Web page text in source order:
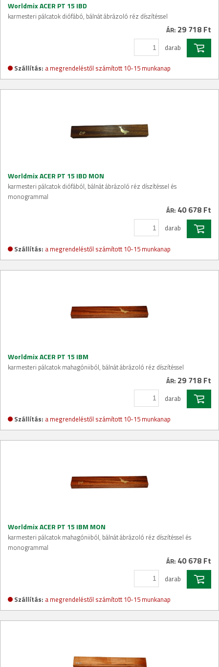
Worldmix ACER PT 15 IBD
karmesteri pálcatok diófábó, bálnát ábrázoló réz díszítéssel
ÁR: 29 718 Ft
darab
Szállítás: a megrendeléstől számított 10-15 munkanap
Worldmix ACER PT 15 IBD MON
karmesteri pálcatok diófából, bálnát ábrázoló réz díszítéssel és
monogrammal
ÁR: 40 678 Ft
darab
Szállítás: a megrendeléstől számított 10-15 munkanap
Worldmix ACER PT 15 IBM
karmesteri pálcatok mahagóniiból, bálnát ábrázoló réz díszítéssel
ÁR: 29 718 Ft
darab
Szállítás: a megrendeléstől számított 10-15 munkanap
Worldmix ACER PT 15 IBM MON
karmesteri pálcatok mahagóniiból, bálnát ábrázoló réz díszítéssel és
monogrammal
ÁR: 40 678 Ft
darab
Szállítás: a megrendeléstől számított 10-15 munkanap